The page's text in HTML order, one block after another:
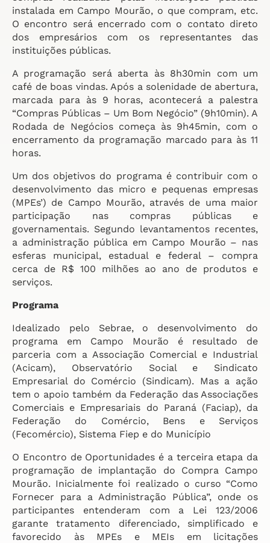
instalada em Campo Mourão, o que compram, etc.
O encontro será encerrado com o contato direto
dos empresários com os representantes das
instituições públicas.
A programação será aberta às 8h30min com um
café de boas vindas. Após a solenidade de abertura,
marcada para às 9 horas, acontecerá a palestra
“Compras Públicas – Um Bom Negócio” (9h10min). A
Rodada de Negócios começa às 9h45min, com o
encerramento da programação marcado para às 11
horas.
Um dos objetivos do programa é contribuir com o
desenvolvimento das micro e pequenas empresas
(MPEs’) de Campo Mourão, através de uma maior
participação nas compras públicas e
governamentais. Segundo levantamentos recentes,
a administração pública em Campo Mourão – nas
esferas municipal, estadual e federal – compra
cerca de R$ 100 milhões ao ano de produtos e
serviços.
Programa
Idealizado pelo Sebrae, o desenvolvimento do
programa em Campo Mourão é resultado de
parceria com a Associação Comercial e Industrial
(Acicam), Observatório Social e Sindicato
Empresarial do Comércio (Sindicam). Mas a ação
tem o apoio também da Federação das Associações
Comerciais e Empresariais do Paraná (Faciap), da
Federação do Comércio, Bens e Serviços
(Fecomércio), Sistema Fiep e do Município
O Encontro de Oportunidades é a terceira etapa da
programação de implantação do Compra Campo
Mourão. Inicialmente foi realizado o curso “Como
Fornecer para a Administração Pública”, onde os
participantes entenderam com a Lei 123/2006
garante tratamento diferenciado, simplificado e
favorecido às MPEs e MEIs em licitações